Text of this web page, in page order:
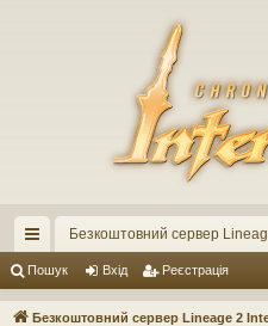
ви
дк
Безкоштовний сервер
Пошук Вхід Реєстрація
Безкоштовний сервер Lineage 2